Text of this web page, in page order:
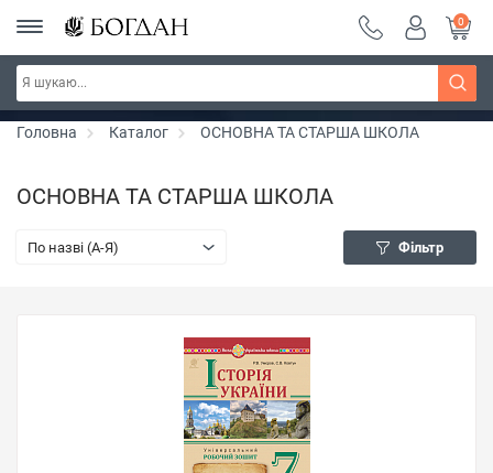
РОЗПРОДАЖ ~ 150 грн ~ 200 грн ~ 250 грн ~
300 грн ~ РОЗПРОДАЖ
Дізнатись більше
0
Головна Каталог ОСНОВНА ТА СТАРША ШКОЛА
ОСНОВНА ТА СТАРША ШКОЛА
По назві (A-Я) Фільтр